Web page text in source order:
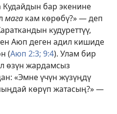
бар экенине
мага кам көрөбү?» — деп
кудуреттүү,
Аюп деген адил кишиде
(Аюп 2:3; 9:4). Улам бир
өзүн жардамсыз
«Эмне үчүн жүзүңдү
көрүп жатасың?» —